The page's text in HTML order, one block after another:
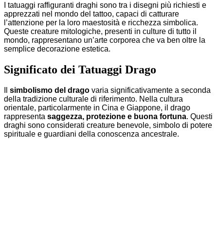
I tatuaggi raffiguranti draghi sono tra i disegni più richiesti e
apprezzati nel mondo del tattoo, capaci di catturare
l’attenzione per la loro maestosità e ricchezza simbolica.
Queste creature mitologiche, presenti in culture di tutto il
mondo, rappresentano un’arte corporea che va ben oltre la
semplice decorazione estetica.
Significato dei Tatuaggi Drago
simbolismo del drago varia significativamente a seconda
della tradizione culturale di riferimento. Nella cultura
orientale, particolarmente in Cina e Giappone, il drago
rappresenta saggezza, protezione e buona fortuna. Questi
draghi sono considerati creature benevole, simbolo di potere
spirituale e guardiani della conoscenza ancestrale.